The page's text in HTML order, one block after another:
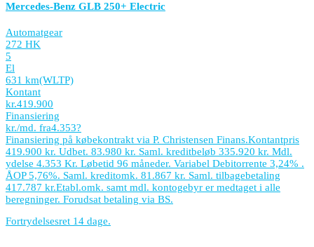
Mercedes-Benz GLB 250+ Electric
Automatgear
272 HK
5
El
631 km(WLTP)
Kontant
kr.419.900
Finansiering
kr./md. fra4.353?
Finansiering på købekontrakt via P. Christensen Finans.Kontantpris
419.900 kr. Udbet. 83.980 kr. Saml. kreditbeløb 335.920 kr. Mdl.
ydelse 4.353 Kr. Løbetid 96 måneder. Variabel Debitorrente 3,24% .
ÅOP 5,76%. Saml. kreditomk. 81.867 kr. Saml. tilbagebetaling
417.787 kr.Etabl.omk. samt mdl. kontogebyr er medtaget i alle
beregninger. Forudsat betaling via BS.
Fortrydelsesret 14 dage.